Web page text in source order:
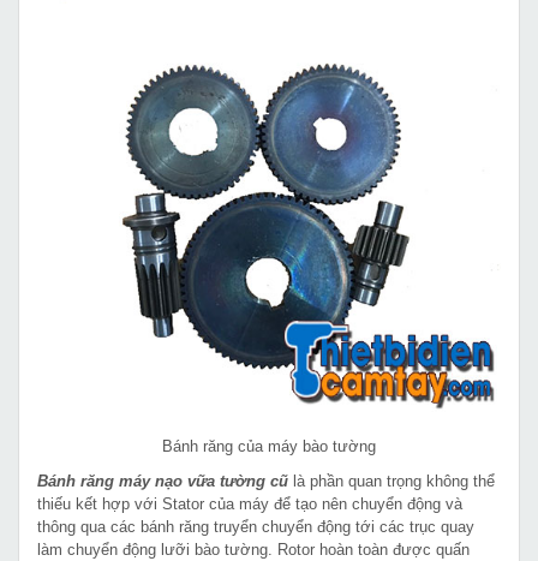
Bánh răng của máy bào tường
Bánh răng máy nạo vữa tường cũ là phần quan trọng không thể
thiếu kết hợp với Stator của máy để tạo nên chuyển động và
thông qua các bánh răng truyển chuyển động tới các trục quay
làm chuyển động lưỡi bào tường. Rotor hoàn toàn được quấn